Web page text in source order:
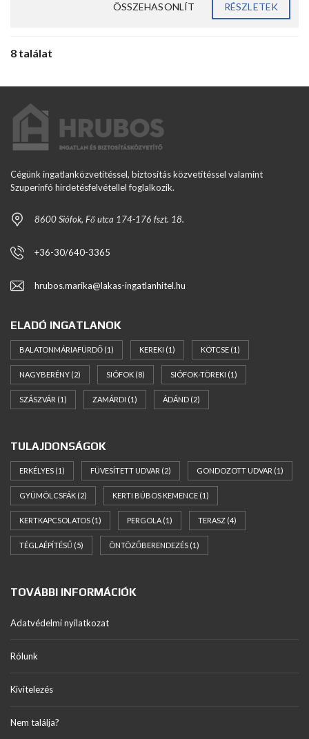
ÖSSZEHASONLÍT RÉSZLETEK
8 találat
Cégünk ingatlanközvetítéssel, biztosítás közvetítéssel valamint
Szuperinfó hirdetésfelvétellel foglalkozik.
8600 Siófok, Fő utca 174-176 fszt. 18.
+36-30/640-3365
hrubos.marika@lakas-ingatlanhitel.hu
ELADÓ INGATLANOK
BALATONMÁRIAFÜRDŐ (1) KEREKI (1) KÖTCSE (1)
NAGYBERÉNY (2) SIÓFOK (8) SIÓFOK-TÖREKI (1)
SZÁSZVÁR (1) ZAMÁRDI (1) ÁDÁND (2)
TULAJDONSÁGOK
ERKÉLYES (1) FÜVESÍTETT UDVAR (2) GONDOZOTT UDVAR (1)
GYÜMÖLCSFÁK (2) KERTI BÚBOS KEMENCE (1)
KERTKAPCSOLATOS (1) PERGOLA (1) TERASZ (4)
TÉGLAÉPÍTÉSŰ (5) ÖNTÖZŐBERENDEZÉS (1)
TOVÁBBI INFORMÁCIÓK
Adatvédelmi nyilatkozat
Rólunk
Kivitelezés
Nem találja?